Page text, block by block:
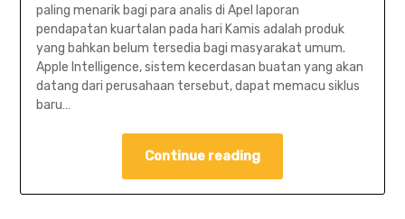
paling menarik bagi para analis di Apel laporan
pendapatan kuartalan pada hari Kamis adalah produk
yang bahkan belum tersedia bagi masyarakat umum.
Apple Intelligence, sistem kecerdasan buatan yang akan
datang dari perusahaan tersebut, dapat memacu siklus
baru…
Continue reading